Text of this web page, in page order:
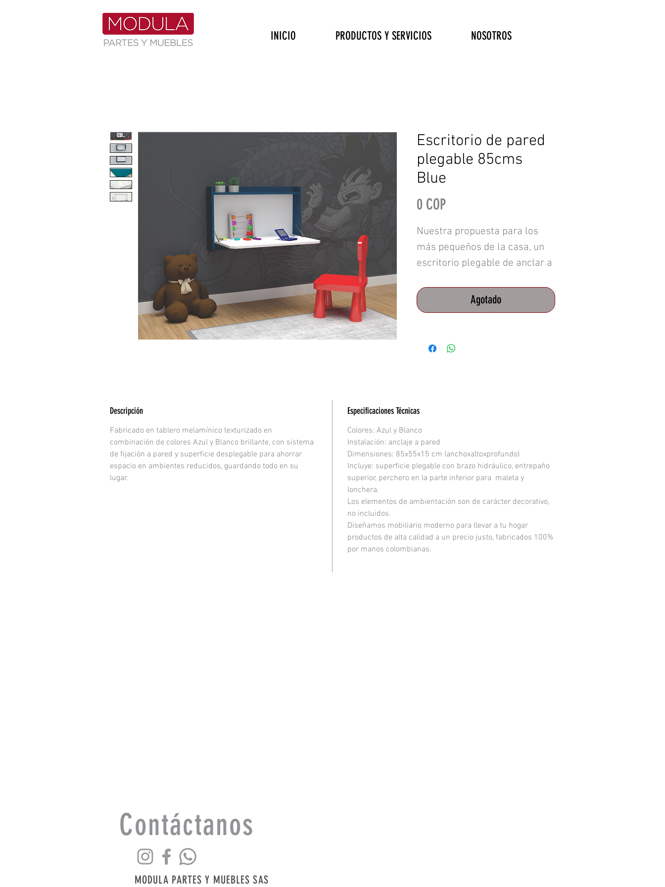
INICIO PRODUCTOS Y SERVICIOS NOSOTROS
Escritorio de pared
plegable 85cms
Blue
0 COPPrecio
Nuestra propuesta para los
más pequeños de la casa, un
escritorio plegable de anclar a
disfrutar su propio espacio de
educación en casa. Le permite
elementos que necesita para
espacio. Al terminar las
cuadernos y cierra la puerta
hasta el siguiente día.
Pensado para acomodarse a
espacios reducidos
multifunción, es un producto
justo
Agotado
Descripción
Fabricado en tablero melamínico texturizado en
combinación de colores Azul y Blanco brillante, con sistema
de fijación a pared y superficie desplegable para ahorrar
espacio en ambientes reducidos, guardando todo en su
lugar.
Especificaciones Técnicas
Colores: Azul y Blanco
Instalación: anclaje a pared
Dimensiones: 85x55x15 cm (anchoxaltoxprofundo)
Incluye: superficie plegable con brazo hidráulico, entrepaño
superior, perchero en la parte inferior para maleta y
lonchera.
Los elementos de ambientación son de carácter decorativo,
no incluidos.
Diseñamos mobiliario moderno para llevar a tu hogar
productos de alta calidad a un precio justo, fabricados 100%
por manos colombianas.
Contáctanos
MODULA PARTES Y MUEBLES SAS